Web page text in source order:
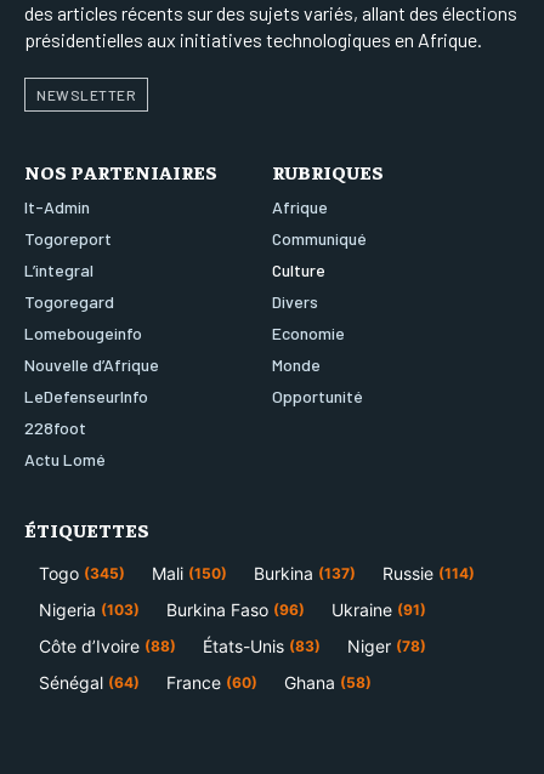
des articles récents sur des sujets variés, allant des élections
présidentielles aux initiatives technologiques en Afrique.
NEWSLETTER
NOS PARTENIAIRES
It-Admin
Togoreport
L’integral
Togoregard
Lomebougeinfo
Nouvelle d’Afrique
LeDefenseurInfo
228foot
Actu Lomé
RUBRIQUES
Afrique
Communiqué
Culture
Divers
Economie
Monde
Opportunité
ÉTIQUETTES
Togo (345) Mali (150) Burkina (137) Russie (114)
Nigeria (103) Burkina Faso (96) Ukraine (91)
Côte d’Ivoire (88) États-Unis (83) Niger (78)
Sénégal (64) France (60) Ghana (58)